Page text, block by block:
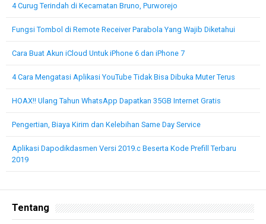
4 Curug Terindah di Kecamatan Bruno, Purworejo
Fungsi Tombol di Remote Receiver Parabola Yang Wajib Diketahui
Cara Buat Akun iCloud Untuk iPhone 6 dan iPhone 7
4 Cara Mengatasi Aplikasi YouTube Tidak Bisa Dibuka Muter Terus
HOAX!! Ulang Tahun WhatsApp Dapatkan 35GB Internet Gratis
Pengertian, Biaya Kirim dan Kelebihan Same Day Service
Aplikasi Dapodikdasmen Versi 2019.c Beserta Kode Prefill Terbaru
2019
Tentang